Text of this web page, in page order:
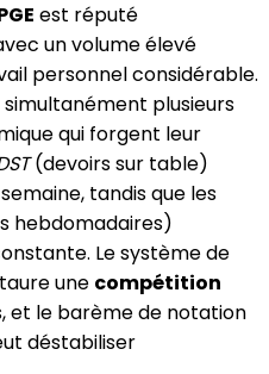
est réputé
un volume élevé
personnel considérable.
plusieurs
qui forgent leur
(devoirs sur table)
tandis que les
hebdomadaires)
Le système de
une compétition
et le barème de notation
déstabiliser